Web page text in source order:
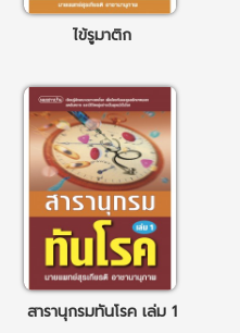
ไข้รูมาติก
สารานุกรมทันโรค เล่ม 1